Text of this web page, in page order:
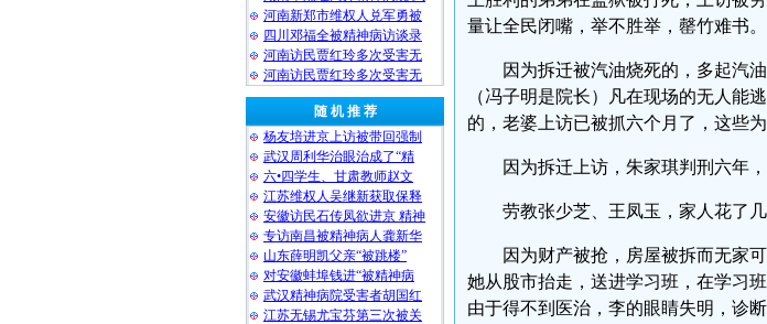
河南新郑市维权人兑军勇被
四川邓福全被精神病访谈录
河南访民贾红玲多次受害无
河南访民贾红玲多次受害无
随 机 推 荐
杨友培进京上访被带回强制
武汉周利华治眼治成了“精
六•四学生、甘肃教师赵文
江苏维权人吴继新获取保释
安徽访民石传凤欲进京 精神
专访南昌被精神病人龚新华
山东薛明凯父亲“被跳楼”
对安徽蚌埠钱进“被精神病
武汉精神病院受害者胡国红
江苏无锡尤宝芬第三次被关
量让全民闭嘴，举不胜举，罄竹难书。
因为拆迁被汽油烧死的，多起汽
（冯子明是院长）凡在现场的无人能
的，老婆上访已被抓六个月了，这些
因为拆迁上访，朱家琪判刑六年
劳教张少芝、王凤玉，家人花了
因为财产被抢，房屋被拆而无家
她从股市抬走，送进学习班，在学习
由于得不到医治，李的眼睛失明，诊